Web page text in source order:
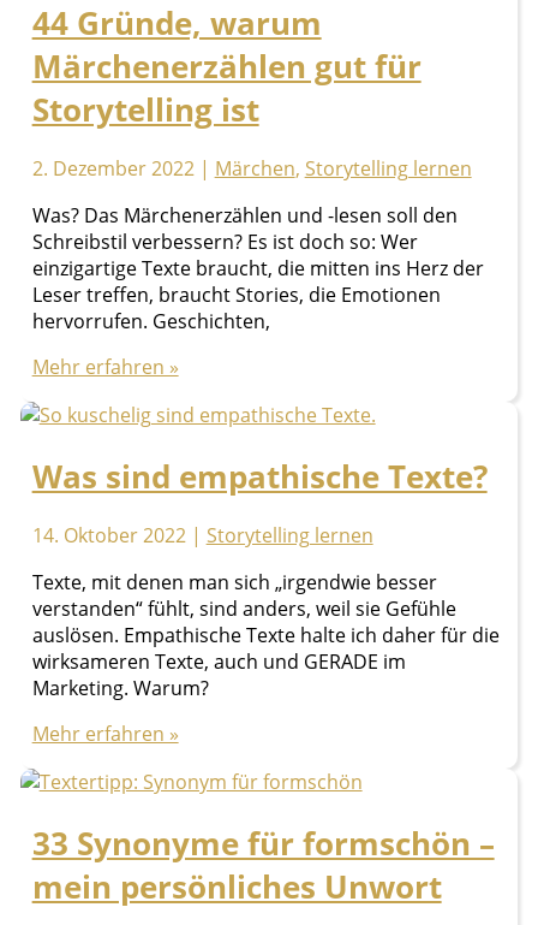
du
Kompliziertes
einfach
44 Gründe, warum
Märchenerzählen gut für
Storytelling ist
2. Dezember 2022 | Märchen, Storytelling lernen
Was? Das Märchenerzählen und -lesen soll den
Schreibstil verbessern? Es ist doch so: Wer
einzigartige Texte braucht, die mitten ins Herz der
Leser treffen, braucht Stories, die Emotionen
hervorrufen. Geschichten,
44
warum
gut
für
Storytelling
ist
Mehr erfahren »
Was sind empathische Texte?
14. Oktober 2022 | Storytelling lernen
Texte, mit denen man sich „irgendwie besser
verstanden“ fühlt, sind anders, weil sie Gefühle
auslösen. Empathische Texte halte ich daher für die
wirksameren Texte, auch und GERADE im
Marketing. Warum?
Was
empathische
Mehr erfahren »
33 Synonyme für formschön –
mein persönliches Unwort